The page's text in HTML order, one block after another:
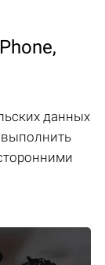
данных
выполнить